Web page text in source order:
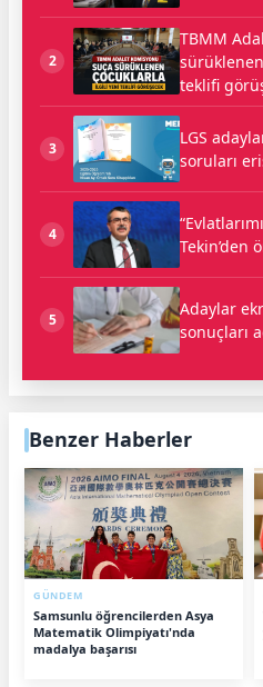
2
TBMM
teklifi
3
LGS
soruları
4
Tekin’den
5
Adaylar
sonuçları
Benzer Haberler
GÜNDEM
Samsunlu öğrencilerden Asya
Matematik Olimpiyatı'nda
madalya başarısı